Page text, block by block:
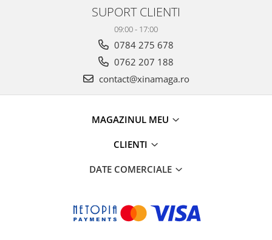
SUPORT CLIENTI
09:00 - 17:00
0784 275 678
0762 207 188
contact@xinamaga.ro
MAGAZINUL MEU
CLIENTI
DATE COMERCIALE